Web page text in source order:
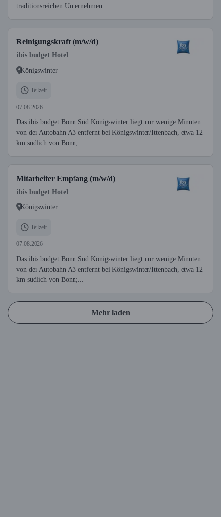
traditionsreichen Unternehmen.
Reinigungskraft (m/w/d)
ibis budget Hotel
Königswinter
Teilzeit
07.08.2026
Das ibis budget Bonn Süd Königswinter liegt nur wenige Minuten
von der Autobahn A3 entfernt bei Königswinter/Ittenbach, etwa 12
km südlich von Bonn;...
Mitarbeiter Empfang (m/w/d)
ibis budget Hotel
Königswinter
Teilzeit
07.08.2026
Das ibis budget Bonn Süd Königswinter liegt nur wenige Minuten
von der Autobahn A3 entfernt bei Königswinter/Ittenbach, etwa 12
km südlich von Bonn;...
Mehr laden